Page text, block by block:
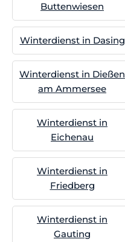
Buttenwiesen
Winterdienst in Dasing
Winterdienst in Dießen
am Ammersee
Winterdienst in
Eichenau
Winterdienst in
Friedberg
Winterdienst in
Gauting